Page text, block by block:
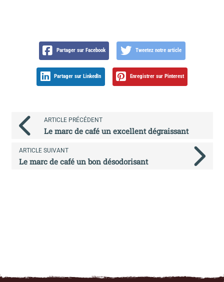
Partager sur Facebook Tweetez notre article
Partager sur LinkedIn Enregistrer sur Pinterest
ARTICLE PRÉCÉDENT
Le marc de café un excellent dégraissant
ARTICLE SUIVANT
Le marc de café un bon désodorisant